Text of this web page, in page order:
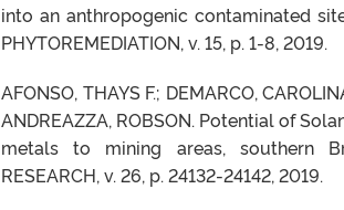
into an anthropogenic contaminated
PHYTOREMEDIATION, v. 15, p. 1-8, 2019.
AFONSO, THAYS F.; DEMARCO,
ANDREAZZA, ROBSON. Potential of
metals to mining areas, southern
RESEARCH, v. 26, p. 24132-24142, 2019.